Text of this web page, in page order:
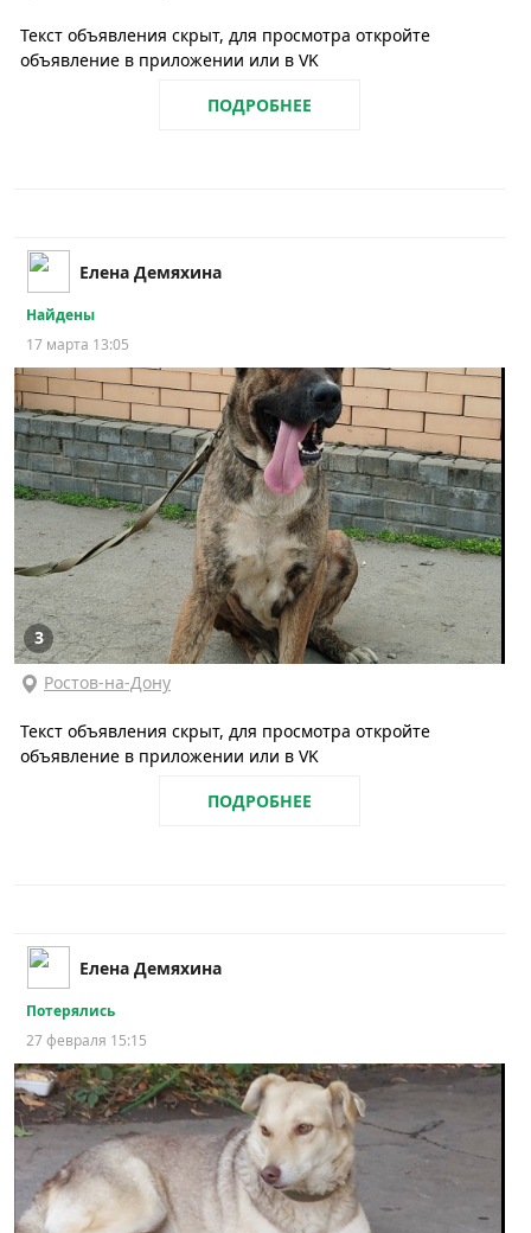
Текст объявления скрыт, для просмотра откройте
объявление в приложении или в VK
ПОДРОБНЕЕ
Елена Демяхина
Найдены
17 марта 13:05
3
Ростов-на-Дону
Текст объявления скрыт, для просмотра откройте
объявление в приложении или в VK
ПОДРОБНЕЕ
Елена Демяхина
Потерялись
27 февраля 15:15